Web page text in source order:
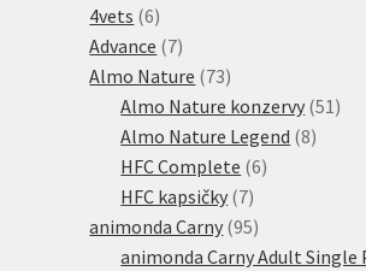
4vets 66
produktů
Advance 77
produktů
Almo Nature 7373
produktů
Almo Nature konzervy 5151
Almo Nature Legend 88
HFC Complete 66
HFC kapsičky 77
produktů
animonda Carny 9595
produktů
animonda Carny Adult Single